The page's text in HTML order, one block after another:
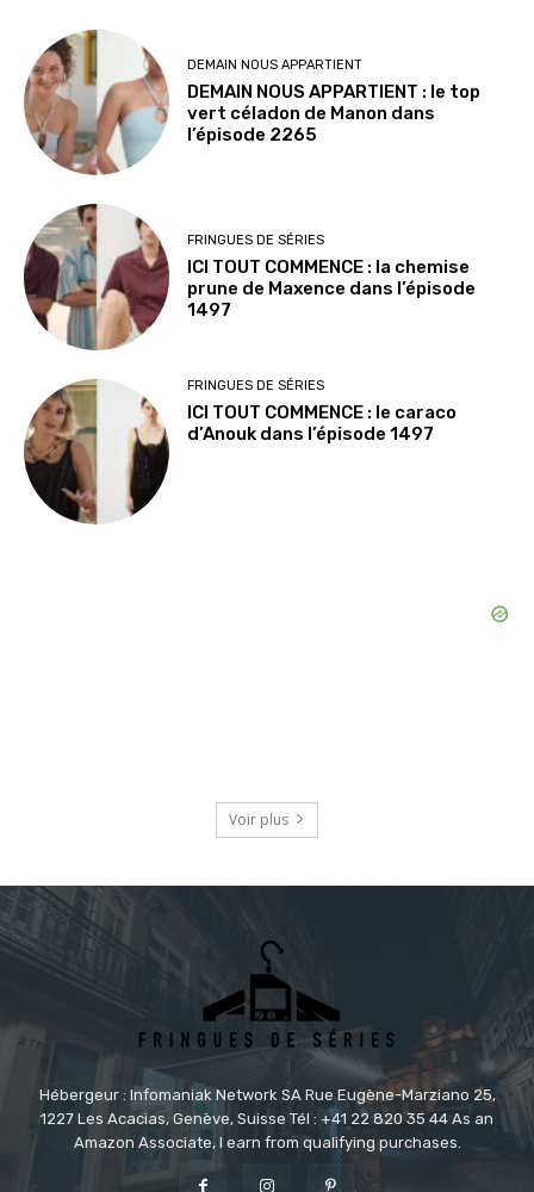
DEMAIN NOUS APPARTIENT
DEMAIN NOUS APPARTIENT : le top
vert céladon de Manon dans
l’épisode 2265
FRINGUES DE SÉRIES
ICI TOUT COMMENCE : la chemise
prune de Maxence dans l’épisode
1497
FRINGUES DE SÉRIES
ICI TOUT COMMENCE : le caraco
d’Anouk dans l’épisode 1497
Voir plus
Hébergeur : Infomaniak Network SA Rue Eugène-Marziano 25,
1227 Les Acacias, Genève, Suisse Tél : +41 22 820 35 44 As an
Amazon Associate, I earn from qualifying purchases.